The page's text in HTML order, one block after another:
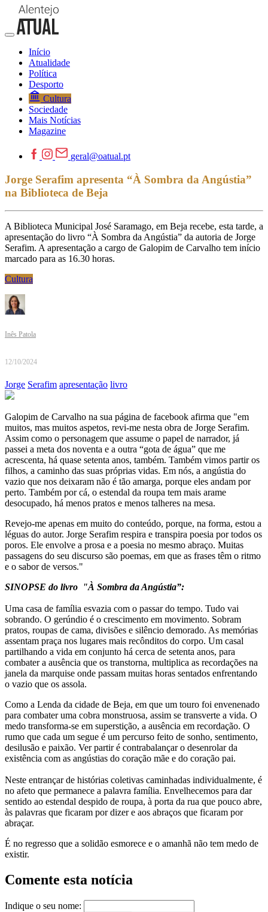
Início
Atualidade
Política
Desporto
Cultura
Sociedade
Mais Notícias
Magazine
geral@oatual.pt
Jorge Serafim apresenta “À Sombra da Angústia”
na Biblioteca de Beja
A Biblioteca Municipal José Saramago, em Beja recebe, esta tarde, a
apresentação do livro “À Sombra da Angústia” da autoria de Jorge
Serafim. A apresentação a cargo de Galopim de Carvalho tem início
marcado para as 16.30 horas.
Cultura
Inês Patola
12/10/2024
Jorge Serafim apresentação livro
Galopim de Carvalho na sua página de facebook afirma que "em
muitos, mas muitos aspetos, revi-me nesta obra de Jorge Serafim.
Assim como o personagem que assume o papel de narrador, já
passei a meta dos noventa e a outra “gota de água” que me
acrescenta, há quase setenta anos, também. Também vimos partir os
filhos, a caminho das suas próprias vidas. Em nós, a angústia do
vazio que nos deixaram não é tão amarga, porque eles andam por
perto. Também por cá, o estendal da roupa tem mais arame
desocupado, há menos pratos e menos talheres na mesa.
Revejo-me apenas em muito do conteúdo, porque, na forma, estou a
léguas do autor. Jorge Serafim respira e transpira poesia por todos os
poros. Ele envolve a prosa e a poesia no mesmo abraço. Muitas
passagens do seu discurso são poemas, em que as frases têm o ritmo
e o sabor de versos."
SINOPSE do livro "À Sombra da Angústia”:
Uma casa de família esvazia com o passar do tempo. Tudo vai
sobrando. O gerúndio é o crescimento em movimento. Sobram
pratos, roupas de cama, divisões e silêncio demorado. As memórias
assentam praça nos lugares mais recônditos do corpo. Um casal
partilhando a vida em conjunto há cerca de setenta anos, para
combater a ausência que os transtorna, multiplica as recordações na
janela da marquise onde passam muitas horas sentados enfrentando
o vazio que os assola.
Como a Lenda da cidade de Beja, em que um touro foi envenenado
para combater uma cobra monstruosa, assim se transverte a vida. O
medo transforma-se em superstição, a ausência em recordação. O
rumo que cada um segue é um percurso feito de sonho, sentimento,
desilusão e paixão. Ver partir é contrabalançar o desenrolar da
existência com as angústias do coração mãe e do coração pai.
Neste entrançar de histórias coletivas caminhadas individualmente, é
no afeto que permanece a palavra família. Envelhecemos para dar
sentido ao estendal despido de roupa, à porta da rua que pouco abre,
às palavras que ficaram por dizer e aos abraços que ficaram por
abraçar.
É no regresso que a solidão esmorece e o amanhã não tem medo de
existir.
Comente esta notícia
Indique o seu nome: